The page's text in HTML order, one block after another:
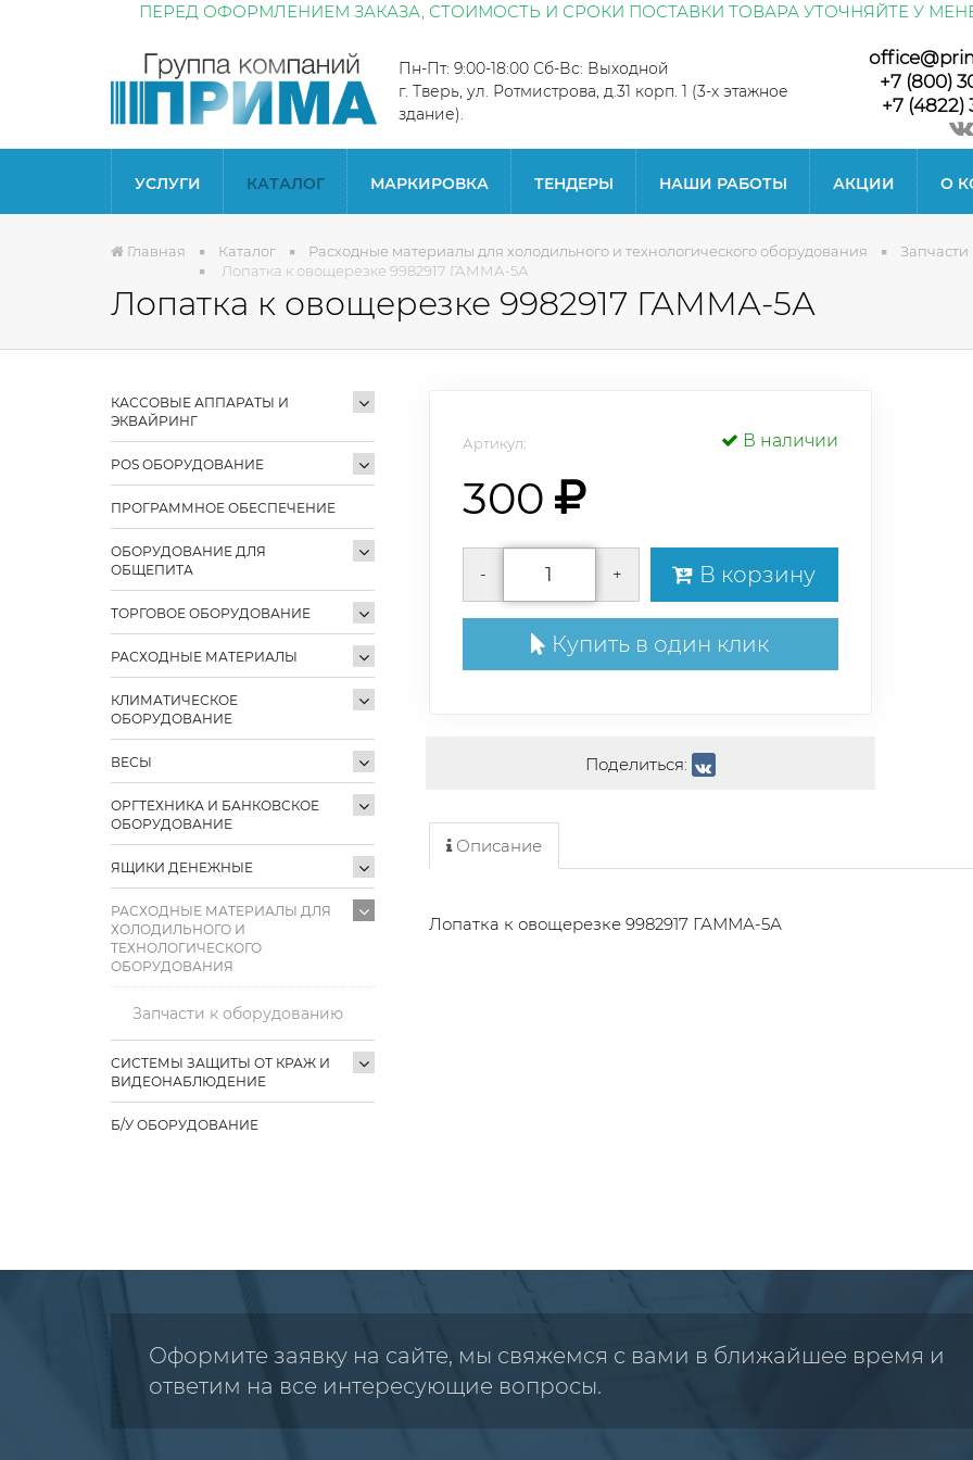
ПЕРЕД ОФОРМЛЕНИЕМ ЗАКАЗА, СТОИМОСТЬ И СРОКИ ПОСТАВКИ ТОВАРА УТОЧНЯЙТЕ У
Пн-Пт: 9:00-18:00 Сб-Вс: Выходной
г. Тверь, ул. Ротмистрова, д.31 корп. 1 (3-х этажное
здание).
+7 (800)
+7 (4822)
УСЛУГИ КАТАЛОГ МАРКИРОВКА ТЕНДЕРЫ НАШИ РАБОТЫ АКЦИИ О
Главная Каталог Расходные материалы для холодильного и технологического оборудования
Лопатка к овощерезке 9982917 ГАММА-5А
Лопатка к овощерезке 9982917 ГАММА-5А
КАССОВЫЕ АППАРАТЫ И
ЭКВАЙРИНГ
POS ОБОРУДОВАНИЕ
ПРОГРАММНОЕ ОБЕСПЕЧЕНИЕ
ОБОРУДОВАНИЕ ДЛЯ
ОБЩЕПИТА
ТОРГОВОЕ ОБОРУДОВАНИЕ
РАСХОДНЫЕ МАТЕРИАЛЫ
КЛИМАТИЧЕСКОЕ
ОБОРУДОВАНИЕ
ВЕСЫ
ОРГТЕХНИКА И БАНКОВСКОЕ
ОБОРУДОВАНИЕ
ЯЩИКИ ДЕНЕЖНЫЕ
РАСХОДНЫЕ МАТЕРИАЛЫ ДЛЯ
ХОЛОДИЛЬНОГО И
ТЕХНОЛОГИЧЕСКОГО
ОБОРУДОВАНИЯ
Запчасти к оборудованию
СИСТЕМЫ ЗАЩИТЫ ОТ КРАЖ И
ВИДЕОНАБЛЮДЕНИЕ
Б/У ОБОРУДОВАНИЕ
Артикул: В наличии
300
- + В корзину
Купить в один клик
Поделиться:
Описание
Лопатка к овощерезке 9982917 ГАММА-5А
Оформите заявку на сайте, мы свяжемся с вами в ближайшее время и
ответим на все интересующие вопросы.